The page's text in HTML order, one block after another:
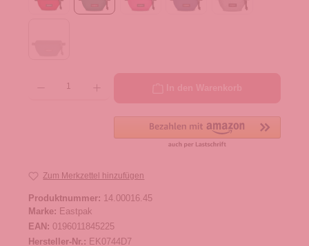
Zum Merkzettel hinzufügen
Produktnummer: 14.00016.45
Marke: Eastpak
EAN: 0196011845225
Hersteller-Nr.: EK0744D7